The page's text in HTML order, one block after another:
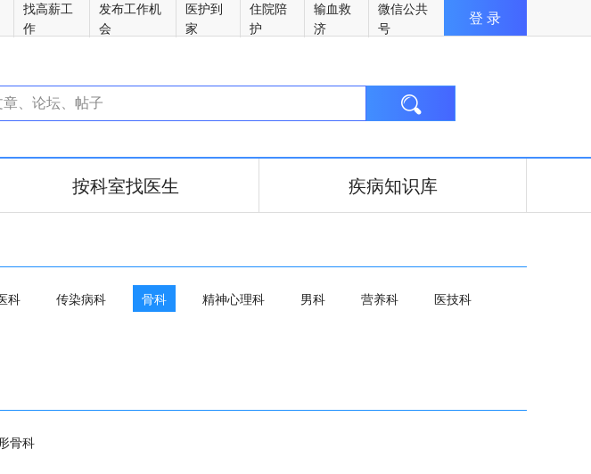
找高薪工
作
发布工作机
会
医护到
家
住院陪
护
输血救
济
微信公共
号
登 录

按科室找医生 疾病知识库
科 传染病科 骨科 精神心理科 男科 营养科 医技科
骨科